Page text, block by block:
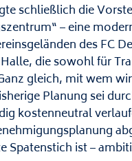
schließlich die
– eine
des FC
die sowohl für
gleich, mit wem
Planung sei
kostenneutral
Spatenstich ist –